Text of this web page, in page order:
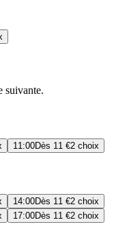
suivante.
11:00Dès 11 €2 choix
14:00Dès 11 €2 choix
17:00Dès 11 €2 choix